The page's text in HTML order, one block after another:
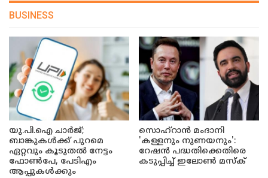
BUSINESS
യു.പി.ഐ ചാർജ്;
ബാങ്കുകൾക്ക് പുറമെ
ഏറ്റവും കൂടുതൽ നേട്ടം
ഫോൺപേ, പേടിഎം
ആപ്പുകൾക്കും
സൊഹ്റാൻ മംദാനി
'കള്ളനും നുണയനും':
റേഷൻ പദ്ധതിക്കെതിരെ
കടുപ്പിച്ച് ഇലോൺ മസ്ക്